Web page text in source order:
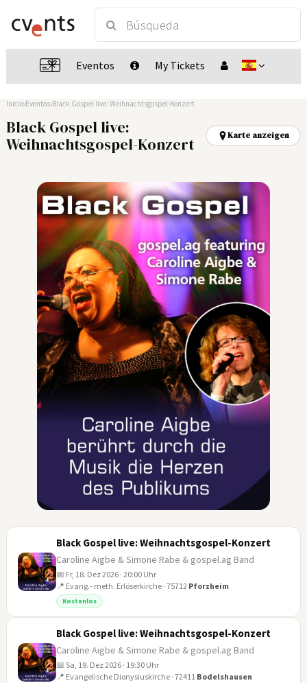
Eventos My Tickets
Inicio Eventos Black Gospel live: Weihnachtsgospel-Konzert
Black Gospel live:
Weihnachtsgospel-Konzert
Karte anzeigen
Black Gospel live: Weihnachtsgospel-Konzert
Caroline Aigbe & Simone Rabe & gospel.ag Band
📅 Fr, 18. Dez 2026 · 20:00 Uhr
📍 Evang.- meth. Erlöserkirche · 75712 Pforzheim
Kostenlos
Black Gospel live: Weihnachtsgospel-Konzert
Caroline Aigbe & Simone Rabe & gospel.ag Band
📅 Sa, 19. Dez 2026 · 19:30 Uhr
📍 Evangelische Dionysiuskirche · 72411 Bodelshausen